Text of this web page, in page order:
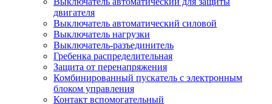
двигателя
Выключатель автоматический силовой
Выключатель нагрузки
Выключатель-разъединитель
Гребенка распределительная
Защита от перенапряжения
Комбинированный пускатель с электронным
блоком управления
Контакт вспомогательный